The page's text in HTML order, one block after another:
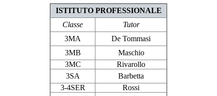
ISTITUTO PROFESSIONALE
Classe
Tutor
3MA
De Tommasi
3MB
Maschio
3MC
Rivarollo
3SA
Barbetta
3-4SER
Rossi